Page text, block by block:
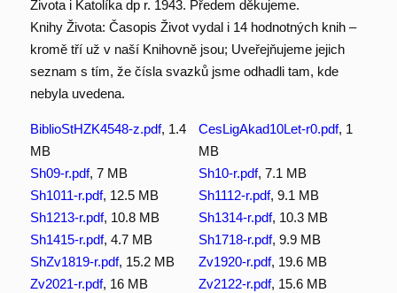
Života i Katolíka dp r. 1943. Předem děkujeme.
Knihy Života: Časopis Život vydal i 14 hodnotných knih –
kromě tří už v naší Knihovně jsou; Uveřejňujeme jejich
seznam s tím, že čísla svazků jsme odhadli tam, kde
nebyla uvedena.
BiblioStHZK4548-z.pdf, 1.4
MB
CesLigAkad10Let-r0.pdf, 1
MB
Sh09-r.pdf, 7 MB Sh10-r.pdf, 7.1 MB
Sh1011-r.pdf, 12.5 MB Sh1112-r.pdf, 9.1 MB
Sh1213-r.pdf, 10.8 MB Sh1314-r.pdf, 10.3 MB
Sh1415-r.pdf, 4.7 MB Sh1718-r.pdf, 9.9 MB
ShZv1819-r.pdf, 15.2 MB Zv1920-r.pdf, 19.6 MB
Zv2021-r.pdf, 16 MB Zv2122-r.pdf, 15.6 MB